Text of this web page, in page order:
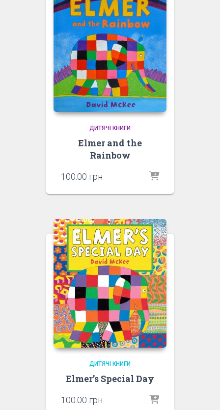
ДИТЯЧІ КНИГИ
Elmer and the
Rainbow
100.00 грн
ДИТЯЧІ КНИГИ
Elmer’s Special Day
100.00 грн